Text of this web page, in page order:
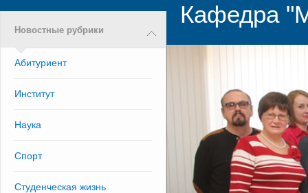
Новостные рубрики
Абитуриент
Институт
Наука
Спорт
Студенческая жизнь
Кафедра